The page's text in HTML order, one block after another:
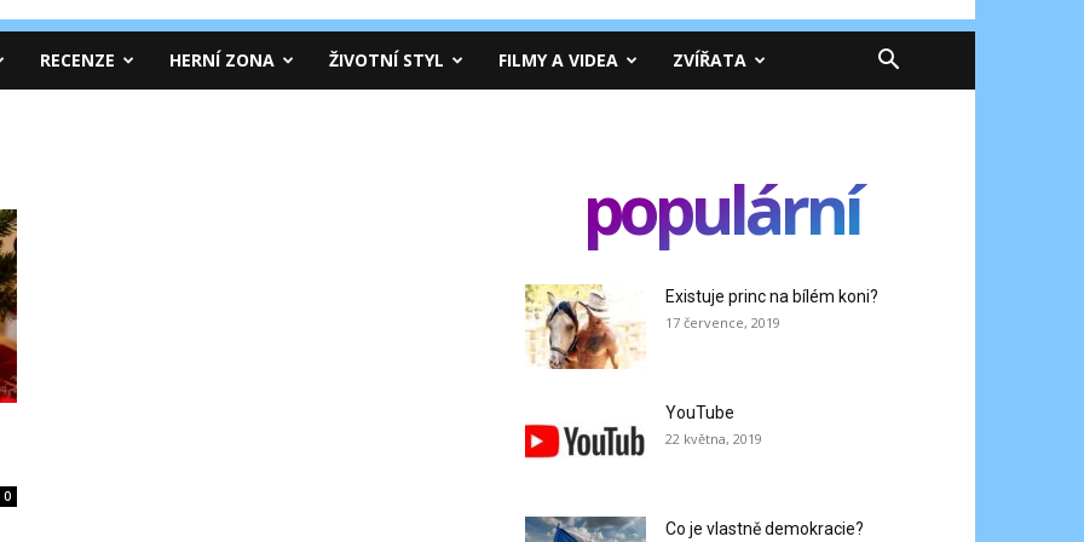
RECENZE HERNÍ ZONA ŽIVOTNÍ STYL FILMY A VIDEA ZVÍŘATA
0
populární
Existuje princ na bílém koni?
17 července, 2019
YouTube
22 května, 2019
Co je vlastně demokracie?